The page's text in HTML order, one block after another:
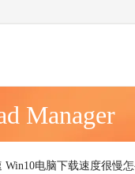
Manager
电脑下载速度很慢